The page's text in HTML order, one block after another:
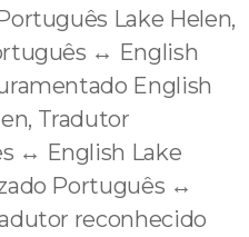
Lake Helen,
↔️ English
English
Tradutor
↔️ English Lake
Português ↔️
reconhecido